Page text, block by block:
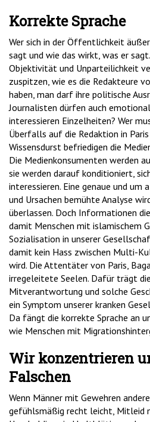
Korrekte Sprache
Wer sich in der Öffentlichkeit
sagt und wie das wirkt, was er
Objektivität und Unparteilichkeit
zuspitzen, wie es die Redakteure
haben, man darf ihre politische
Journalisten dürfen auch
interessieren Einzelheiten? Wer
Überfalls auf die Redaktion in Paris
Wissensdurst befriedigen die
Die Medienkonsumenten werden
sie werden darauf konditioniert,
interessieren. Eine genaue und um
und Ursachen bemühte Analyse
überlassen. Doch Informationen
damit Menschen mit islamischem
Sozialisation in unserer
damit kein Hass zwischen Multi-
wird. Die Attentäter von Paris,
irregeleitete Seelen. Dafür trägt
Mitverantwortung und solche
ein Symptom unserer kranken
Da fängt die korrekte Sprache an
wie Menschen mit
Wir konzentrieren
Falschen
Wenn Männer mit Gewehren
gefühlsmäßig recht leicht, Mitleid